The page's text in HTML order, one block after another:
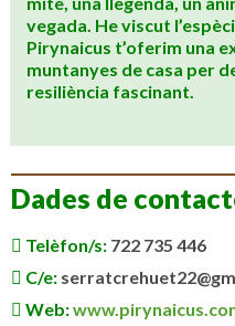
vegada. He viscut
Pirynaicus t’oferim una
muntanyes de casa per
resiliència fascinant.
Dades de
Telèfon/s: 722 735 446
C/e:
Web: